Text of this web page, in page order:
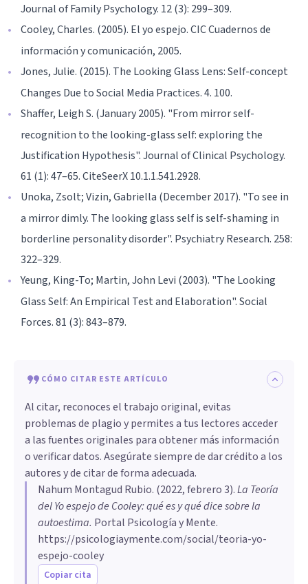
Journal of Family Psychology. 12 (3): 299–309.
Cooley, Charles. (2005). El yo espejo. CIC Cuadernos de
información y comunicación, 2005.
Jones, Julie. (2015). The Looking Glass Lens: Self-concept
Changes Due to Social Media Practices. 4. 100.
Shaffer, Leigh S. (January 2005). "From mirror self-
recognition to the looking-glass self: exploring the
Justification Hypothesis". Journal of Clinical Psychology.
61 (1): 47–65. CiteSeerX 10.1.1.541.2928.
Unoka, Zsolt; Vizin, Gabriella (December 2017). "To see in
a mirror dimly. The looking glass self is self-shaming in
borderline personality disorder". Psychiatry Research. 258:
322–329.
Yeung, King-To; Martin, John Levi (2003). "The Looking
Glass Self: An Empirical Test and Elaboration". Social
Forces. 81 (3): 843–879.
CÓMO CITAR ESTE ARTÍCULO
Al citar, reconoces el trabajo original, evitas
problemas de plagio y permites a tus lectores acceder
a las fuentes originales para obtener más información
o verificar datos. Asegúrate siempre de dar crédito a los
autores y de citar de forma adecuada.
Nahum Montagud Rubio. (2022, febrero 3).La Teoría
del Yo espejo de Cooley: qué es y qué dice sobre la
autoestima. Portal Psicología y Mente.
https://psicologiaymente.com/social/teoria-yo-
espejo-cooley
Copiar cita